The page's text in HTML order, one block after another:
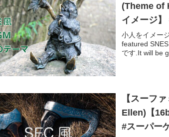
(Theme of
イメージ
小人をイメー
featured
です.It will be
【スーフ
Ellen)【
#スーパー